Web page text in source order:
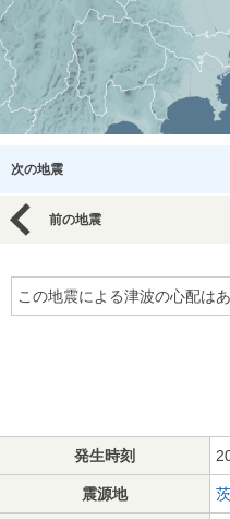
次の地震
前の地震
この地震による津波の心配はあ
発生時刻
震源地